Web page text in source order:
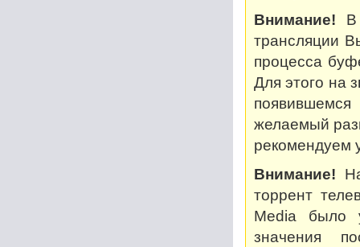
Внимание! В
трансляции
процесса
Для этого на
желаемый
рекомендуем
Внимание!
торрент
Media было
значения